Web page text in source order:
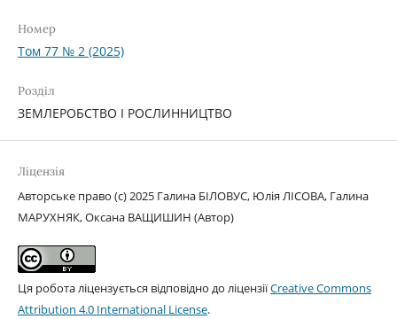
Номер
Том 77 № 2 (2025)
Розділ
ЗЕМЛЕРОБСТВО І РОСЛИННИЦТВО
Ліцензія
Авторське право (c) 2025 Галина БІЛОВУС, Юлія ЛІСОВА, Галина
МАРУХНЯК, Оксана ВАЩИШИН (Автор)
Ця робота ліцензується відповідно до ліцензіїCreative Commons
Attribution 4.0 International License.